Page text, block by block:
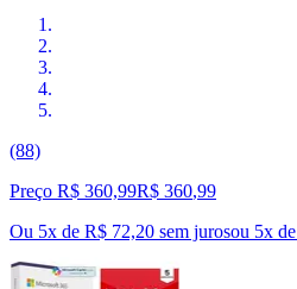
(88)
Preço R$ 360,99R$ 360,99
Ou 5x de R$ 72,20 sem jurosou 5x de